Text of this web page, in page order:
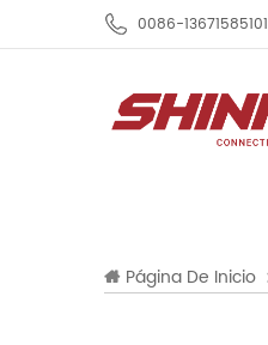
0086-13671585101
Página De Inicio